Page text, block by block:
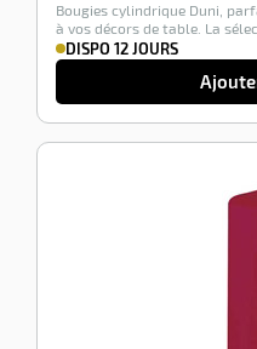
Bougies cylindrique Duni,
à vos décors de table. La
DISPO 12 JOURS